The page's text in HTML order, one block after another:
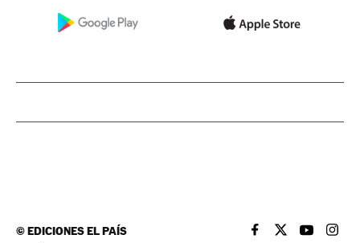
©EDICIONES EL PAÍS EL PAÍS BRASIL EN
EL PAÍSEL PAÍS
EL